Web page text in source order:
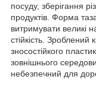
посуду, зберігання
продуктів. Форма
витримувати великі
стійкість. Зроблений
зносостійкого
зовнішнього
небезпечний для